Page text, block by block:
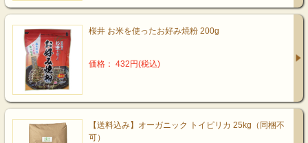
桜井 お米を使ったお好み焼粉 200g
価格： 432円(税込)
【送料込み】オーガニック トイピリカ 25kg（同梱不
可）